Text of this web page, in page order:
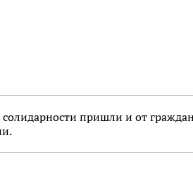
солидарности пришли и от